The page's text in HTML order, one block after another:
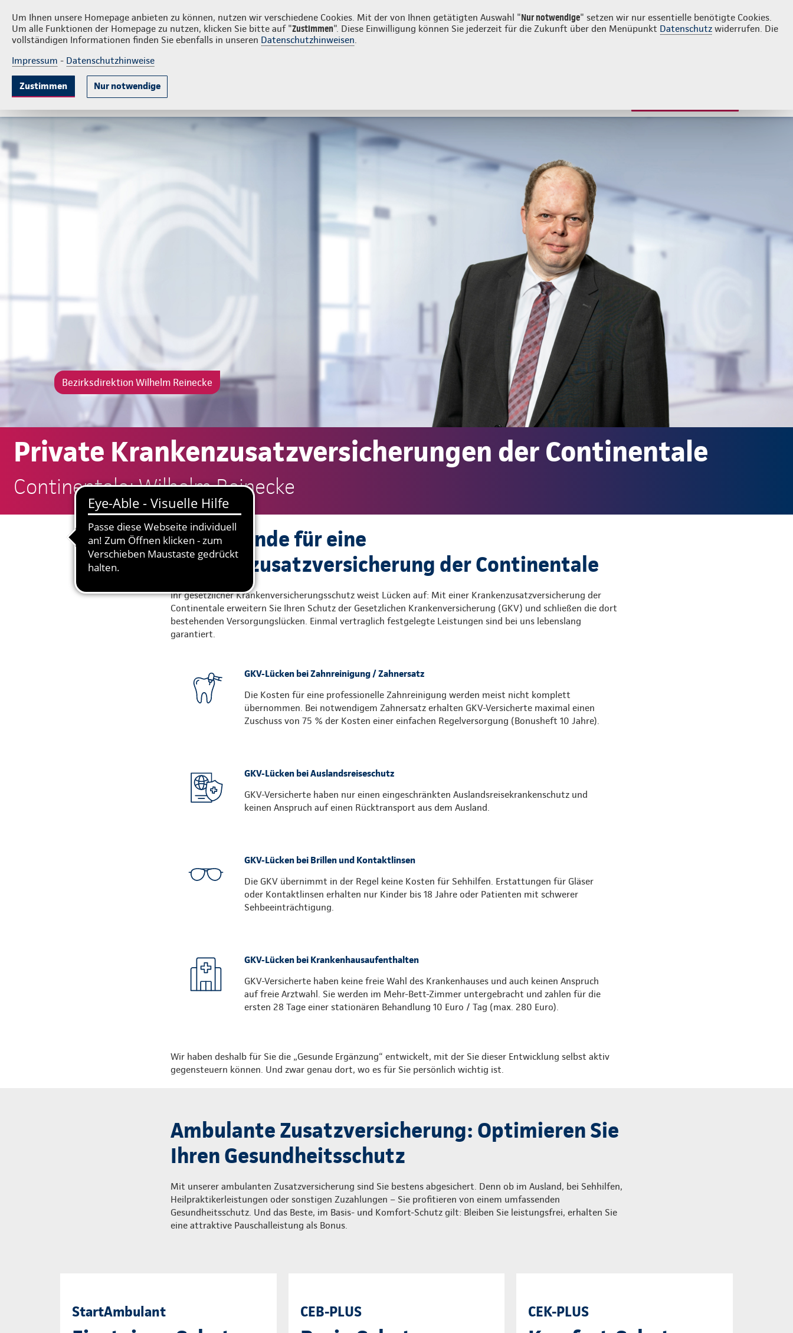
Um Ihnen unsere Homepage anbieten zu können, nutzen wir verschiedene Cookies. Mit der von Ihnen getätigten Auswahl "Nur notwendige" setzen wir nur essentielle benötigte Cookies.
Um alle Funktionen der Homepage zu nutzen, klicken Sie bitte auf "Zustimmen". Diese Einwilligung können Sie jederzeit für die Zukunft über den Menüpunkt Datenschutz widerrufen. Die
vollständigen Informationen finden Sie ebenfalls in unseren Datenschutzhinweisen.
Impressum - Datenschutzhinweise
Zustimmen Nur notwendige
Wilhelm Reinecke PrivatkundenFirmenkunden Login Kontakt 02303 239988
KrankenversicherungLebensversicherung
Bezirksdirektion Wilhelm Reinecke
Private Krankenzusatzversicherungen der Continentale
Continentale: Wilhelm Reinecke
Gute Gründe für eine
Krankenzusatzversicherung der Continentale
Ihr gesetzlicher Krankenversicherungsschutz weist Lücken auf: Mit einer Krankenzusatzversicherung der
Continentale erweitern Sie Ihren Schutz der Gesetzlichen Krankenversicherung (GKV) und schließen die dort
bestehenden Versorgungslücken. Einmal vertraglich festgelegte Leistungen sind bei uns lebenslang
garantiert.
GKV-Lücken bei Zahnreinigung / Zahnersatz
Die Kosten für eine professionelle Zahnreinigung werden meist nicht komplett
übernommen. Bei notwendigem Zahnersatz erhalten GKV-Versicherte maximal einen
Zuschuss von 75 % der Kosten einer einfachen Regelversorgung (Bonusheft 10 Jahre).
GKV-Lücken bei Auslandsreiseschutz
GKV-Versicherte haben nur einen eingeschränkten Auslandsreisekrankenschutz und
keinen Anspruch auf einen Rücktransport aus dem Ausland.
GKV-Lücken bei Brillen und Kontaktlinsen
Die GKV übernimmt in der Regel keine Kosten für Sehhilfen. Erstattungen für Gläser
oder Kontaktlinsen erhalten nur Kinder bis 18 Jahre oder Patienten mit schwerer
Sehbeeinträchtigung.
GKV-Lücken bei Krankenhausaufenthalten
GKV-Versicherte haben keine freie Wahl des Krankenhauses und auch keinen Anspruch
auf freie Arztwahl. Sie werden im Mehr-Bett-Zimmer untergebracht und zahlen für die
ersten 28 Tage einer stationären Behandlung 10 Euro / Tag (max. 280 Euro).
Wir haben deshalb für Sie die „Gesunde Ergänzung“ entwickelt, mit der Sie dieser Entwicklung selbst aktiv
gegensteuern können. Und zwar genau dort, wo es für Sie persönlich wichtig ist.
Ambulante Zusatzversicherung: Optimieren Sie
Ihren Gesundheitsschutz
Mit unserer ambulanten Zusatzversicherung sind Sie bestens abgesichert. Denn ob im Ausland, bei Sehhilfen,
Heilpraktikerleistungen oder sonstigen Zuzahlungen – Sie profitieren von einem umfassenden
Gesundheitsschutz. Und das Beste, im Basis- und Komfort-Schutz gilt: Bleiben Sie leistungsfrei, erhalten Sie
eine attraktive Pauschalleistung als Bonus.
StartAmbulant CEB-PLUS CEK-PLUS